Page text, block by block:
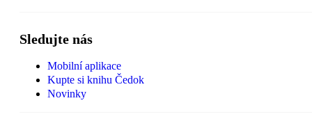
Sledujte nás
Mobilní aplikace
Kupte si knihu Čedok
Novinky